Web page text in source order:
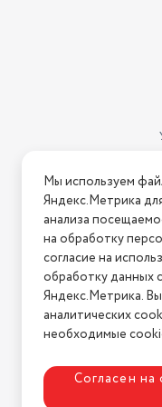
Остаточная
Расход
Подключение к
Автоматическое
Продолжительность
Материал бака/
Крышка
метрах
Ширина товара в
метрах
Высота товара в
метрах
Объем товара в упаковке,
литрах
Нашли
2026 © Интернет-
Мы используем
Яндекс.Метрика
анализа
на обработку
согласие на
обработку данных
Яндекс.Метрика.
аналитических
необходимые
Согласен на